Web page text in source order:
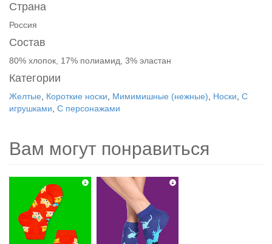
Страна
Россия
Состав
80% хлопок, 17% полиамид, 3% эластан
Категории
Желтые Короткие носки Мимимишные (нежные) Носки С
игрушками С персонажами
Вам могут понравиться